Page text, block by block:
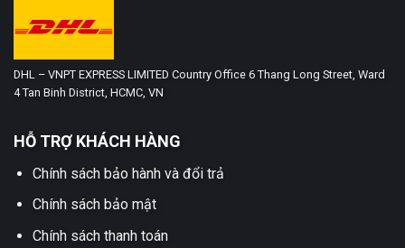
DHL – VNPT EXPRESS LIMITED Country Office 6 Thang Long Street, Ward
4 Tan Binh District, HCMC, VN
HỖ TRỢ KHÁCH HÀNG
Chính sách bảo hành và đổi trả
Chính sách bảo mật
Chính sách thanh toán